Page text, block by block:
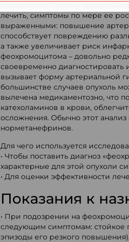
образовались, хотя и
лечить, симптомы по мере ее
выраженными: повышение
способствует повреждению
а также увеличивает риск
феохромоцитома – довольно
своевременно диагностировать
вызывает форму артериальной
большинстве случаев опухоль
вылечена медикаментозно, что
катехоламинов в крови,
осложнения. Обычно этот
норметанефринов.
Для чего используется
• Чтобы поставить диагноз
характерные для этой опухоли
• Для оценки эффективности
Показания к
• При подозрении на
следующим симптомам: стойкое
эпизоды его резкого